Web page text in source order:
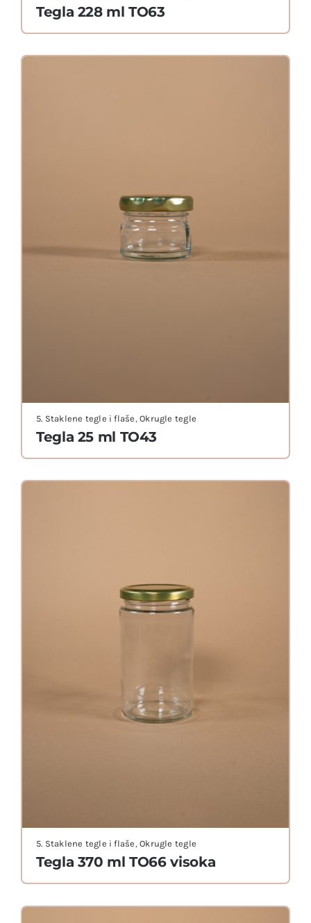
Tegla 228 ml TO63
Tegla 25 ml TO43
5. Staklene tegle i flaše,Okrugle tegle
Tegla 370 ml TO66 visoka
5. Staklene tegle i flaše,Okrugle tegle